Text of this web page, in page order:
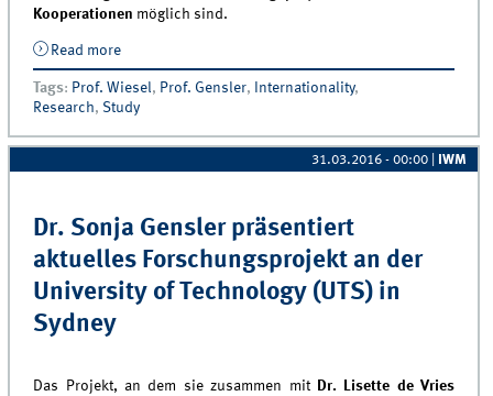
Kooperationen möglich sind.
Read moreabout Erfolgreicher Forschungsaufenthalt an der
University of Technology Sydney (UTS)
Tags: Prof. Wiesel, Prof. Gensler, Internationality,
Research, Study
31.03.2016 - 00:00 IWM
Dr. Sonja Gensler präsentiert
aktuelles Forschungsprojekt an der
University of Technology (UTS) in
Sydney
Das Projekt, an dem sie zusammen mit
Dr. Lisette de Vries